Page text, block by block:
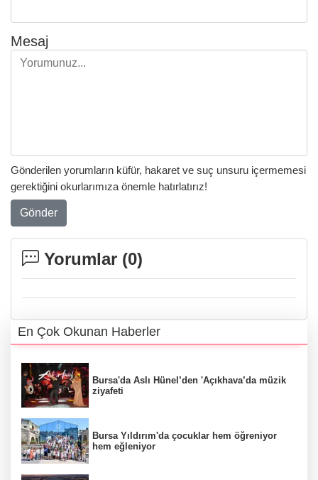
Mesaj
Gönderilen yorumların küfür, hakaret ve suç unsuru içermemesi
gerektiğini okurlarımıza önemle hatırlatırız!
Gönder
Yorumlar (0)
En Çok Okunan Haberler
Bursa'da Aslı Hünel’den 'Açıkhava’da müzik
ziyafeti
Bursa Yıldırım'da çocuklar hem öğreniyor
hem eğleniyor